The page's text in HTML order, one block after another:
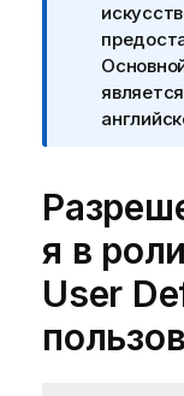
я в роли
User